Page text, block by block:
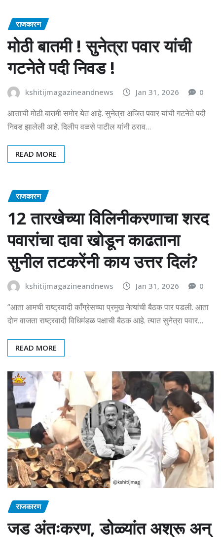
राजकारण
मोठी बातमी ! सुनेत्रा पवार यांची
गटनेते पदी निवड !
kshitijmagazineandnews Jan 31, 2026 0
आत्ताची मोठी बातमी समोर येत आहे. सुनेत्रा अजित पवार यांची गटनेते पदी
निवड झालेली आहे. दिलीप वळसे पाटील यांनी ठराव…
READ MORE
राजकारण
12 तारखेच्या विलिनीकरणाचा शरद
पवारांचा दावा खोडून काढताना
सुनील तटकरेंनी काय उत्तर दिलं?
kshitijmagazineandnews Jan 31, 2026 0
“आता आमची राष्ट्रवादी काँग्रेसच्या प्रमुख नेत्यांची बैठक पार पडली. आता
दोन वाजता राष्ट्रवादी विधिमंडळ पक्षाची बैठक आहे. त्यात सुनेत्रा पवार…
READ MORE
राजकारण
जड अंतःकरण, डोळ्यांत अश्रू अन्